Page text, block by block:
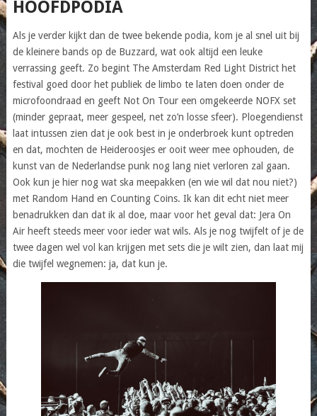
HOOFDPODIA
Als je verder kijkt dan de twee bekende podia, kom je al snel uit bij
de kleinere bands op de Buzzard, wat ook altijd een leuke
verrassing geeft. Zo begint The Amsterdam Red Light District het
festival goed door het publiek de limbo te laten doen onder de
microfoondraad en geeft Not On Tour een omgekeerde NOFX set
(minder gepraat, meer gespeel, net zo’n losse sfeer). Ploegendienst
laat intussen zien dat je ook best in je onderbroek kunt optreden
en dat, mochten de Heideroosjes er ooit weer mee ophouden, de
kunst van de Nederlandse punk nog lang niet verloren zal gaan.
Ook kun je hier nog wat ska meepakken (en wie wil dat nou niet?)
met Random Hand en Counting Coins. Ik kan dit echt niet meer
benadrukken dan dat ik al doe, maar voor het geval dat: Jera On
Air heeft steeds meer voor ieder wat wils. Als je nog twijfelt of je de
twee dagen wel vol kan krijgen met sets die je wilt zien, dan laat mij
die twijfel wegnemen: ja, dat kun je.